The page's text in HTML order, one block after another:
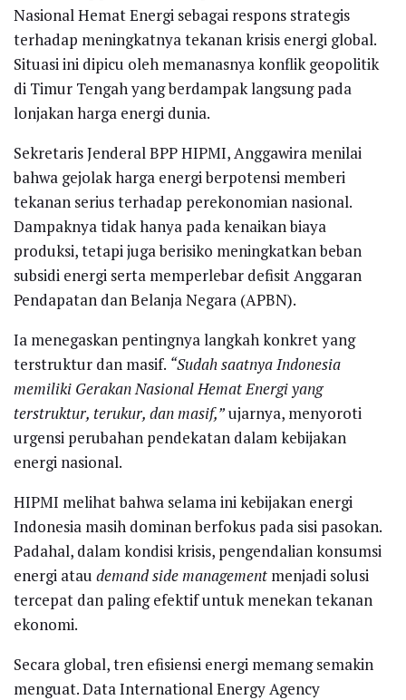
Nasional Hemat Energi sebagai respons strategis
terhadap meningkatnya tekanan krisis energi global.
Situasi ini dipicu oleh memanasnya konflik geopolitik
di Timur Tengah yang berdampak langsung pada
lonjakan harga energi dunia.
Sekretaris Jenderal BPP HIPMI, Anggawira menilai
bahwa gejolak harga energi berpotensi memberi
tekanan serius terhadap perekonomian nasional.
Dampaknya tidak hanya pada kenaikan biaya
produksi, tetapi juga berisiko meningkatkan beban
subsidi energi serta memperlebar defisit Anggaran
Pendapatan dan Belanja Negara (APBN).
Ia menegaskan pentingnya langkah konkret yang
terstruktur dan masif. “Sudah saatnya Indonesia
memiliki Gerakan Nasional Hemat Energi yang
terstruktur, terukur, dan masif,”ujarnya, menyoroti
urgensi perubahan pendekatan dalam kebijakan
energi nasional.
HIPMI melihat bahwa selama ini kebijakan energi
Indonesia masih dominan berfokus pada sisi pasokan.
Padahal, dalam kondisi krisis, pengendalian konsumsi
energi atau demand side management menjadi solusi
tercepat dan paling efektif untuk menekan tekanan
ekonomi.
Secara global, tren efisiensi energi memang semakin
menguat. Data International Energy Agency